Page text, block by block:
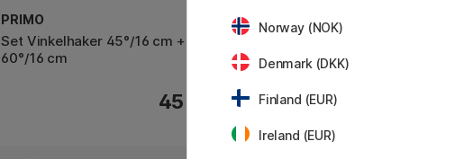
PRIMO
Set Vinkelhaker 45°/16 cm +
60°/16 cm
45 KR
PLAYBOX
Pysselset Armbånd (5 år+)
Norway (NOK)
Denmark (DKK)
Finland (EUR)
Ireland (EUR)